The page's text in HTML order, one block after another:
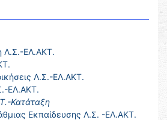
Λ.Σ.-ΕΛ.ΑΚΤ.
Λ.Σ.-ΕΛ.ΑΚΤ.
ΕΛ.ΑΚΤ.
Κατάταξη
Εκπαίδευσης Λ.Σ. -ΕΛ.ΑΚΤ.